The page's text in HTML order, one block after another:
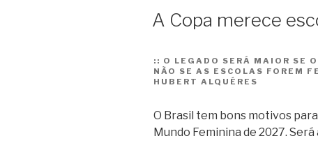
A Copa merece
:: O LEGADO SERÁ MAIOR SE
NÃO SE AS ESCOLAS FOREM
HUBERT ALQUÉRES
O Brasil tem bons motivos
Mundo Feminina de 2027.